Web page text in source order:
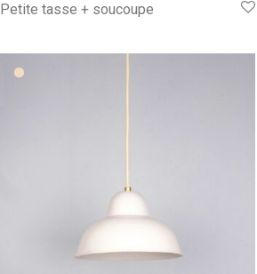
Petite tasse + soucoupe